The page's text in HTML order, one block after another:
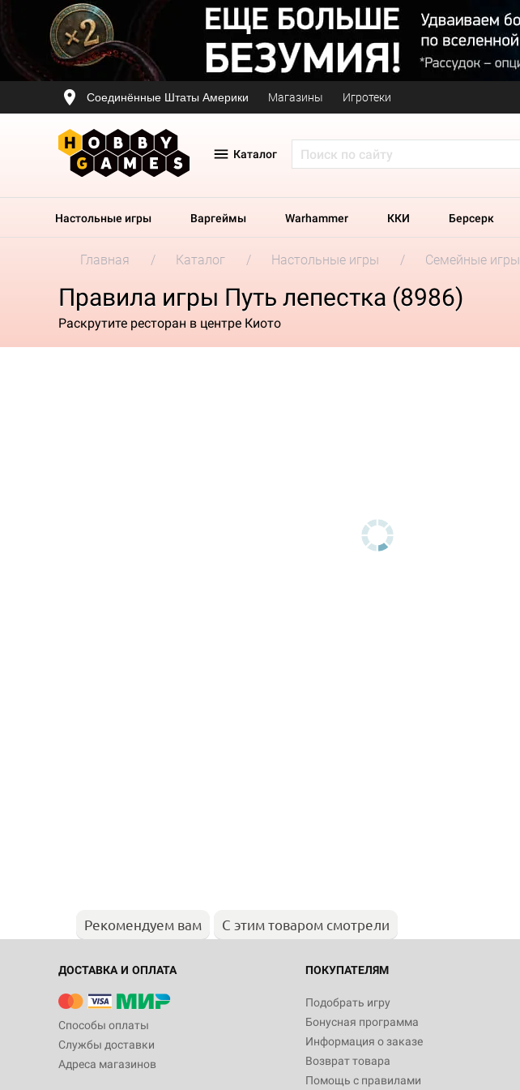
Соединённые Штаты Америки Магазины Игротеки
Каталог
Настольные игры Варгеймы Warhammer ККИ Берсерк
Главная Каталог Настольные игры Семейные игры
Правила игры Путь лепестка (8986)
Раскрутите ресторан в центре Киото
Рекомендуем вам С этим товаром смотрели
ДОСТАВКА И ОПЛАТА
Способы оплаты
Службы доставки
Адреса магазинов
ПОКУПАТЕЛЯМ
Подобрать игру
Бонусная программа
Информация о заказе
Возврат товара
Помощь с правилами